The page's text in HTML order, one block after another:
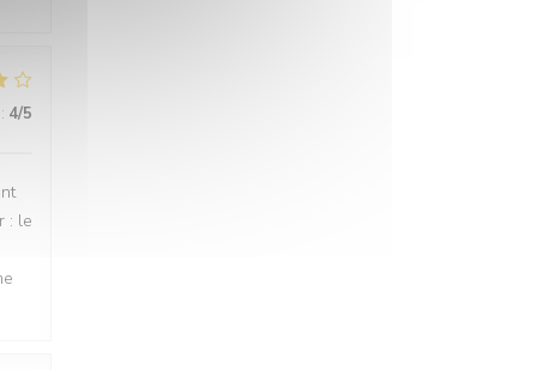
: 4/5
: le